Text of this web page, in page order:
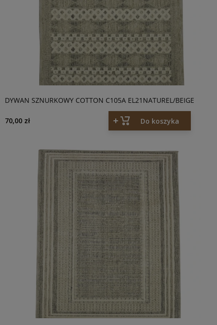
DYWAN SZNURKOWY COTTON C105A EL21NATUREL/BEIGE
70,00 zł Do koszyka